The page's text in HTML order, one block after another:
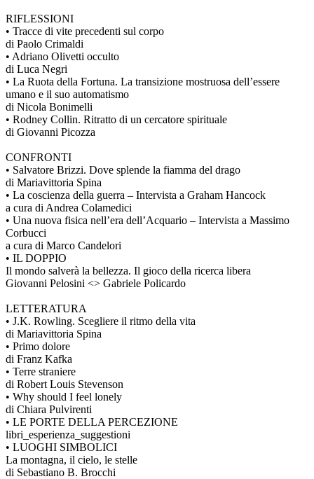
RIFLESSIONI
• Tracce di vite precedenti sul corpo
di Paolo Crimaldi
• Adriano Olivetti occulto
di Luca Negri
• La Ruota della Fortuna. La transizione mostruosa dell’essere
umano e il suo automatismo
di Nicola Bonimelli
• Rodney Collin. Ritratto di un cercatore spirituale
di Giovanni Picozza
CONFRONTI
• Salvatore Brizzi. Dove splende la fiamma del drago
di Mariavittoria Spina
• La coscienza della guerra – Intervista a Graham Hancock
a cura di Andrea Colamedici
• Una nuova fisica nell’era dell’Acquario – Intervista a Massimo
Corbucci
a cura di Marco Candelori
• IL DOPPIO
Il mondo salverà la bellezza. Il gioco della ricerca libera
Giovanni Pelosini <> Gabriele Policardo
LETTERATURA
• J.K. Rowling. Scegliere il ritmo della vita
di Mariavittoria Spina
• Primo dolore
di Franz Kafka
• Terre straniere
di Robert Louis Stevenson
• Why should I feel lonely
di Chiara Pulvirenti
• LE PORTE DELLA PERCEZIONE
libri_esperienza_suggestioni
• LUOGHI SIMBOLICI
La montagna, il cielo, le stelle
di Sebastiano B. Brocchi